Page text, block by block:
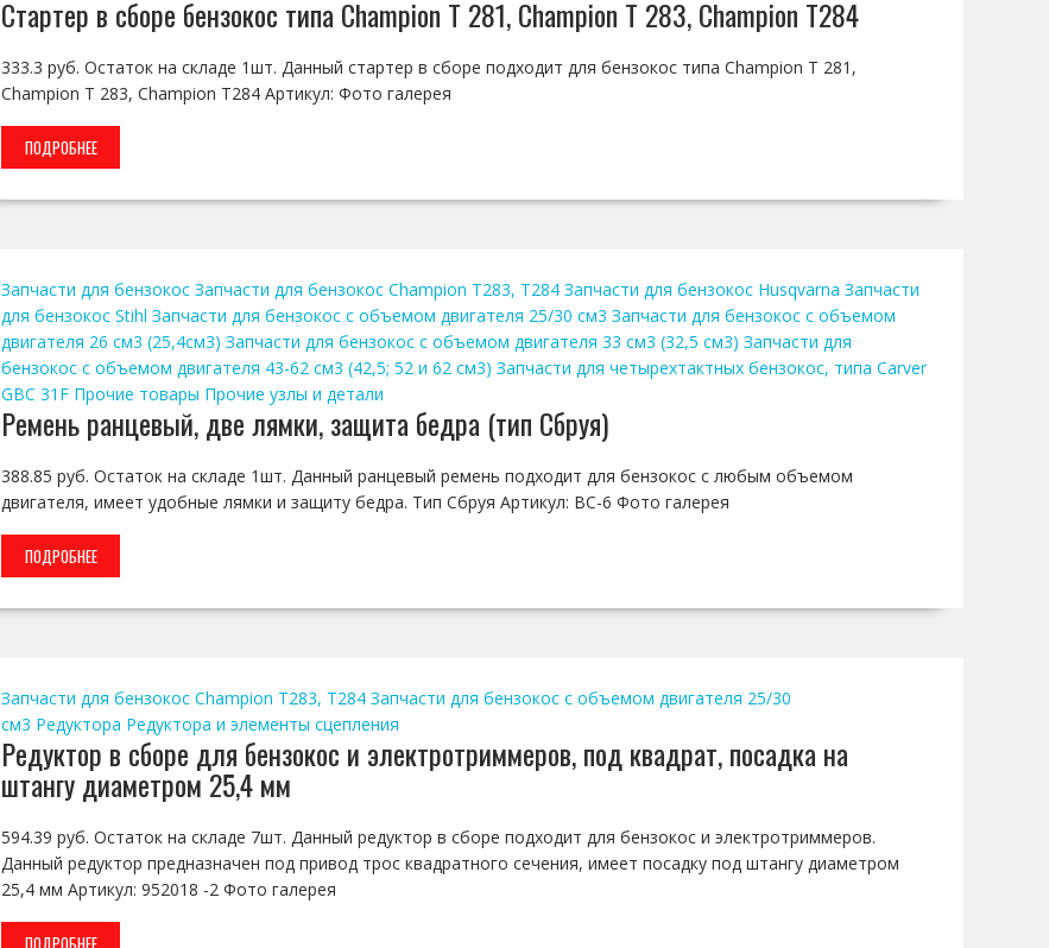
Стартер в сборе бензокос типа Champion T 281, Champion T 283, Champion T284
333.3 руб. Остаток на складе 1шт. Данный стартер в сборе подходит для бензокос типа Champion T 281,
Champion T 283, Champion T284 Артикул: Фото галерея
ПОДРОБНЕЕ
Запчасти для бензокос Запчасти для бензокос Champion T283, T284 Запчасти для бензокос Husqvarna Запчасти
для бензокос Stihl Запчасти для бензокос с объемом двигателя 25/30 см3 Запчасти для бензокос с объемом
двигателя 26 см3 (25,4см3) Запчасти для бензокос с объемом двигателя 33 см3 (32,5 см3) Запчасти для
бензокос с объемом двигателя 43-62 см3 (42,5; 52 и 62 см3) Запчасти для четырехтактных бензокос, типа Carver
GBC 31F Прочие товары Прочие узлы и детали
Ремень ранцевый, две лямки, защита бедра (тип Сбруя)
388.85 руб. Остаток на складе 1шт. Данный ранцевый ремень подходит для бензокос с любым объемом
двигателя, имеет удобные лямки и защиту бедра. Тип Сбруя Артикул: BC-6 Фото галерея
ПОДРОБНЕЕ
Запчасти для бензокос Champion T283, T284 Запчасти для бензокос с объемом двигателя 25/30
см3 Редуктора Редуктора и элементы сцепления
Редуктор в сборе для бензокос и электротриммеров, под квадрат, посадка на
штангу диаметром 25,4 мм
594.39 руб. Остаток на складе 7шт. Данный редуктор в сборе подходит для бензокос и электротриммеров.
Данный редуктор предназначен под привод трос квадратного сечения, имеет посадку под штангу диаметром
25,4 мм Артикул: 952018 -2 Фото галерея